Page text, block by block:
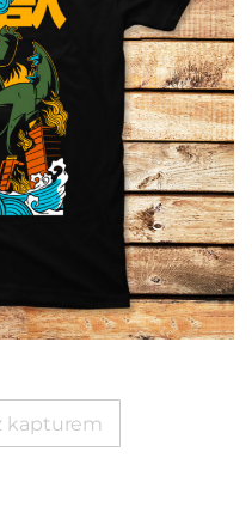
kapturem